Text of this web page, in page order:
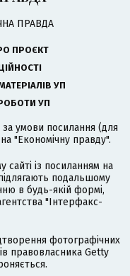
ПРАВДА
ПРОЄКТ
УП
УП
умови посилання (для
"Економічну правду".
сайті із посиланням на
подальшому
в будь-якій формі,
"Інтерфакс-
фотографічних
правовласника Getty